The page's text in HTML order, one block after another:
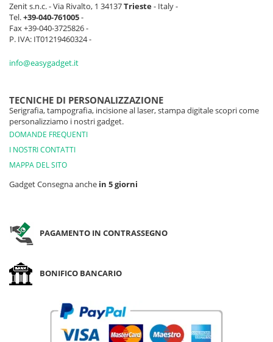
Zenit s.n.c. - Via Rivalto, 1 34137Trieste- Italy -
Tel.+39-040-761005-
Fax +39-040-3725826 -
P. IVA: IT01219460324 -
info@easygadget.it
TECNICHE DI PERSONALIZZAZIONE
Serigrafia, tampografia, incisione al laser, stampa digitale scopri come
personalizziamo i nostri gadget.
DOMANDE FREQUENTI
I NOSTRI CONTATTI
MAPPA DEL SITO
Gadget Consegna anche in 5 giorni
PAGAMENTO IN CONTRASSEGNO
BONIFICO BANCARIO